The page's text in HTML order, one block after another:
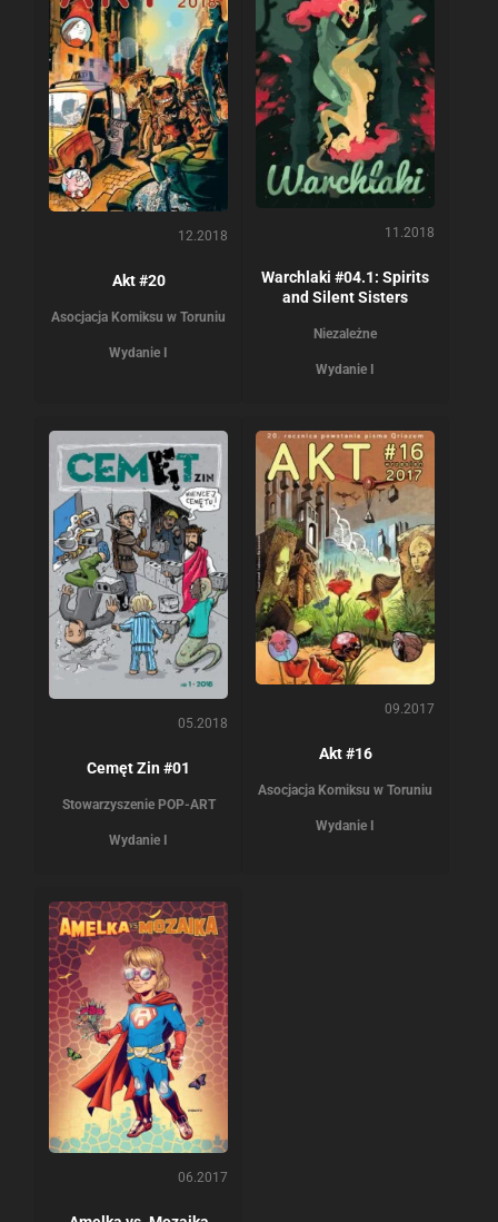
12.2018
Akt #20
Asocjacja Komiksu w Toruniu
Wydanie I
11.2018
Warchlaki #04.1: Spirits
and Silent Sisters
Niezależne
Wydanie I
05.2018
Cemęt Zin #01
Stowarzyszenie POP-ART
Wydanie I
09.2017
Akt #16
Asocjacja Komiksu w Toruniu
Wydanie I
06.2017